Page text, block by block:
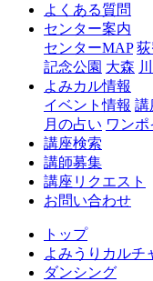
よくある質問
センター案内
センターMAP
記念公園 大森
よみカル情報
イベント情報 講
月の占い ワン
講座検索
講師募集
講座リクエスト
お問い合わせ
トップ
よみうりカルチ
ダンシング